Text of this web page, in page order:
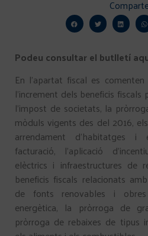
Podeu consultar el butlletí
En l’apartat fiscal es
l’increment dels beneficis fiscals
l’impost de societats, la
mòduls vigents des del 2016,
arrendament d’habitatges
facturació, l’aplicació
elèctrics i infraestructures de
beneficis fiscals relacionats
de fonts renovables i obres
energètica, la pròrroga de
pròrroga de rebaixes de tipus